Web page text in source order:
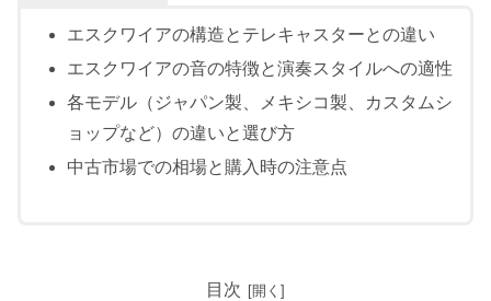
エスクワイアの構造とテレキャスターとの違い
エスクワイアの音の特徴と演奏スタイルへの適性
各モデル（ジャパン製、メキシコ製、カスタムシ
ョップなど）の違いと選び方
中古市場での相場と購入時の注意点
目次